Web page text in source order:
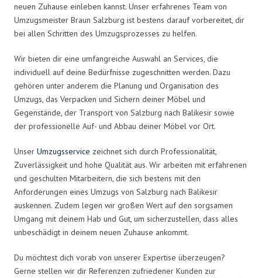
neuen Zuhause einleben kannst. Unser erfahrenes Team von
Umzugsmeister Braun Salzburg ist bestens darauf vorbereitet, dir
bei allen Schritten des Umzugsprozesses zu helfen.
Wir bieten dir eine umfangreiche Auswahl an Services, die
individuell auf deine Bedürfnisse zugeschnitten werden. Dazu
gehören unter anderem die Planung und Organisation des
Umzugs, das Verpacken und Sichern deiner Möbel und
Gegenstände, der Transport von Salzburg nach Balikesir sowie
der professionelle Auf- und Abbau deiner Möbel vor Ort.
Unser Umzugsservice zeichnet sich durch Professionalität,
Zuverlässigkeit und hohe Qualität aus. Wir arbeiten mit erfahrenen
und geschulten Mitarbeitern, die sich bestens mit den
Anforderungen eines Umzugs von Salzburg nach Balikesir
auskennen. Zudem legen wir großen Wert auf den sorgsamen
Umgang mit deinem Hab und Gut, um sicherzustellen, dass alles
unbeschädigt in deinem neuen Zuhause ankommt.
Du möchtest dich vorab von unserer Expertise überzeugen?
Gerne stellen wir dir Referenzen zufriedener Kunden zur